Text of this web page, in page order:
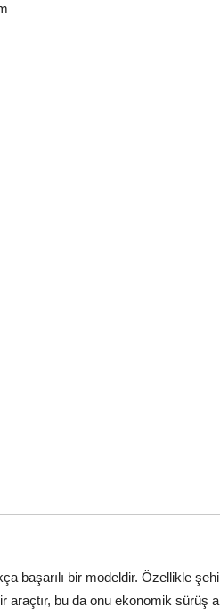
başarılı bir modeldir. Özellikle
bu da onu ekonomik sürüş